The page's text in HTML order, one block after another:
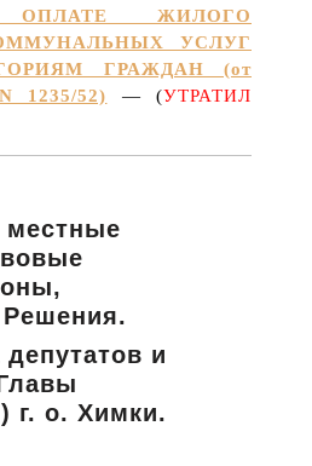
ЖИЛОГО
УСЛУГ
ГРАЖДАН (от
1235/52) — (УТРАТИЛ
и
г. о. Химки.